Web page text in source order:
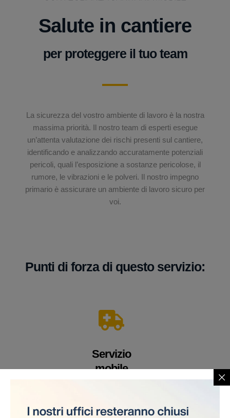
Salute in cantiere
per proteggere il tuo team
La sicurezza del vostro ambiente di lavoro è la nostra
massima priorità. Il nostro team di esperti esegue
un’attenta valutazione dei rischi presenti sul cantiere,
identificando e analizzando accuratamente potenziali
pericoli, quali l’esposizione a sostanze pericolose, il
rumore, le vibrazioni e le polveri. Il nostro impegno
primario è assicurare un ambiente di lavoro sicuro per
voi.
Punti di forza di questo servizio:
Servizio
mobile
nostri servizi direttamente sul cantiere, eliminando la